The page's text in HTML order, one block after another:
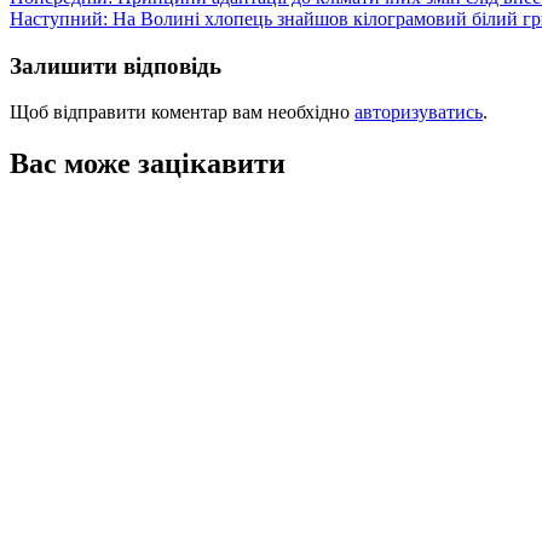
записів
Наступний: На Волині хлопець знайшов кілограмовий білий
Залишити відповідь
Щоб відправити коментар вам необхідно авторизуватись.
Вас може зацікавити